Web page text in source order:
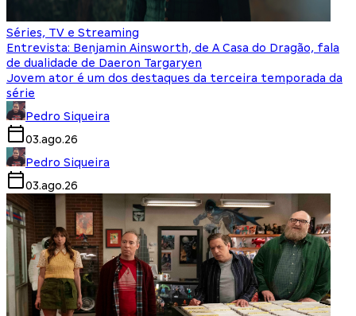
Séries, TV e Streaming
Entrevista: Benjamin Ainsworth, de A Casa do Dragão, fala
de dualidade de Daeron Targaryen
Jovem ator é um dos destaques da terceira temporada da
série
Pedro Siqueira
03.ago.26
Pedro Siqueira
03.ago.26